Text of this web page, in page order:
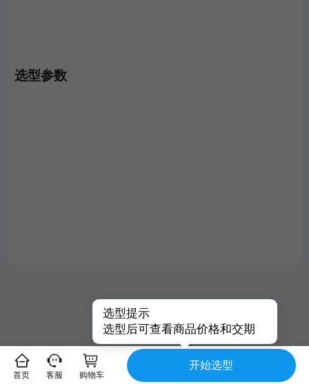
选型参数
首页 客服 购物车
选型提示
选型后可查看商品价格和交期
开始选型